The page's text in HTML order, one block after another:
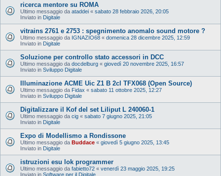
ricerca mentore su ROMA
Ultimo messaggio da ataddei « sabato 28 febbraio 2026, 20:05
Inviato in Digitale
vitrains 2761 e 2753 : spegnimento anomalo sound motore ?
Ultimo messaggio da IGNAZIO68 « domenica 28 dicembre 2025, 12:59
Inviato in Digitale
Soluzione per controllo stato accessori in DCC
Ultimo messaggio da docdelburg « giovedì 20 novembre 2025, 16:57
Inviato in Sviluppo Digitale
Illuminazione ACME Uic Z1 B 2cl TFX068 (Open Source)
Ultimo messaggio da Fidax « sabato 11 ottobre 2025, 12:27
Inviato in Sviluppo Digitale
Digitalizzare il Kof del set Liliput L 240060-1
Ultimo messaggio da cig « sabato 7 giugno 2025, 21:05
Inviato in Digitale
Expo di Modellismo a Rondissone
Ultimo messaggio da Buddace « giovedì 5 giugno 2025, 13:45
Inviato in Digitale
istruzioni esu lok programmer
Ultimo messaggio da fabietto72 « venerdì 23 maggio 2025, 19:25
Inviato in Software per il Digitale